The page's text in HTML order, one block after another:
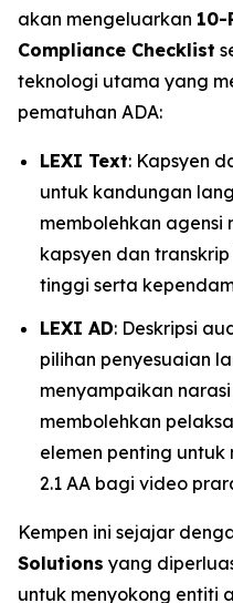
akan mengeluarkan 10-
Compliance Checklist
teknologi utama yang
pematuhan ADA:
LEXI Text: Kapsyen
untuk kandungan
membolehkan agensi
kapsyen dan
tinggi serta
LEXI AD: Deskripsi
pilihan penyesuaian
menyampaikan
membolehkan
elemen penting untuk
2.1 AA bagi video
Kempen ini sejajar
Solutions yang
untuk menyokong entiti